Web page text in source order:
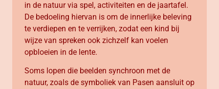
in de natuur via spel, activiteiten en de jaartafel.
De bedoeling hiervan is om de innerlijke beleving
te verdiepen en te verrijken, zodat een kind bij
wijze van spreken ook zichzelf kan voelen
opbloeien in de lente.
Soms lopen die beelden synchroon met de
natuur, zoals de symboliek van Pasen aansluit op